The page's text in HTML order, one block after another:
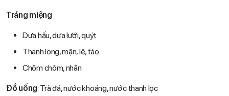
Tráng miệng
Dưa hấu, dưa lưới, quýt
Thanh long, mận, lê, táo
Chôm chôm, nhãn
Đồ uống: Trà đá, nước khoáng, nước thanh lọc